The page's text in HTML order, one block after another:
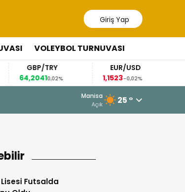
Giriş Yap
VOLEYBOL TURNUVASI
GBP/TRY
64,20410,02%
EUR/USD
-0,02%
4 Ağustos 2026 - 11:07
Somaspor’un Yeni Transferlerini
Manisa
Açık 25 °
Futsalda